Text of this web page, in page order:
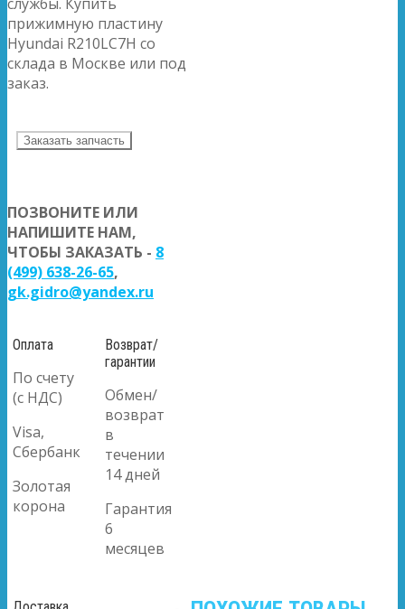
прижимную пластину
Hyundai R210LC7H со
склада в Москве или под
заказ.
Заказать запчасть
ПОЗВОНИТЕ ИЛИ
НАПИШИТЕ НАМ,
ЧТОБЫ ЗАКАЗАТЬ - 8
(499) 638-26-65,
gk.gidro@yandex.ru
Оплата
По счету
(с НДС)
Visa,
Сбербанк
Золотая
корона
Возврат/
гарантии
Обмен/
возврат
в
течении
14 дней
Гарантия
6
месяцев